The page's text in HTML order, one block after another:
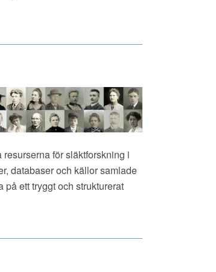
för släktforskning i
databaser och källor samlade
ett tryggt och strukturerat